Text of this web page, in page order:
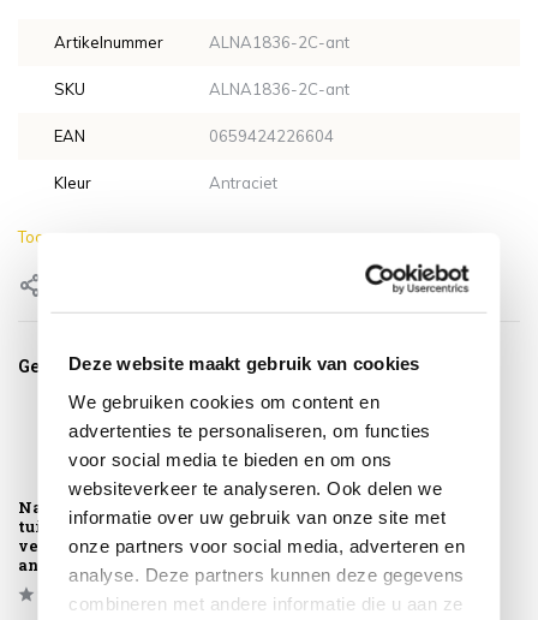
Deze website maakt gebruik van cookies
We gebruiken cookies om content en
advertenties te personaliseren, om functies
voor social media te bieden en om ons
websiteverkeer te analyseren. Ook delen we
informatie over uw gebruik van onze site met
onze partners voor social media, adverteren en
analyse. Deze partners kunnen deze gegevens
combineren met andere informatie die u aan ze
Artikelnummer ALNA1836-2C-ant
SKU ALNA1836-2C-ant
EAN 0659424226604
Kleur Antraciet
Toon meer
Gerelateerde producten
Nancy dining
tuinstoel
verstelbaar
antraciet texti...
Nancy dining
tuinstoel
verstelbaar
antraciet texti...